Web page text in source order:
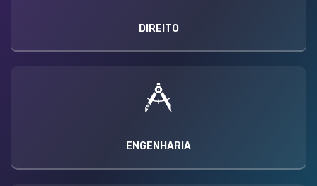
DIREITO
ENGENHARIA